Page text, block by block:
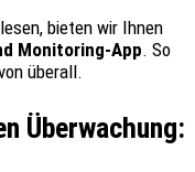
bieten wir Ihnen
Monitoring-App. So
überall.
Überwachung: